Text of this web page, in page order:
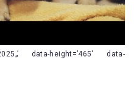
data-height=’465′ data-